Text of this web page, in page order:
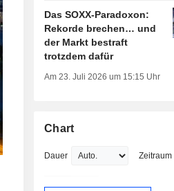
Das SOXX-Paradoxon:
Rekorde brechen… und
der Markt bestraft
trotzdem dafür
Am 23. Juli 2026 um 15:15 Uhr
Chart
Dauer Zeitraum